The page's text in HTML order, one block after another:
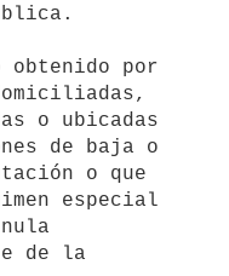
de baja o
especial
de la